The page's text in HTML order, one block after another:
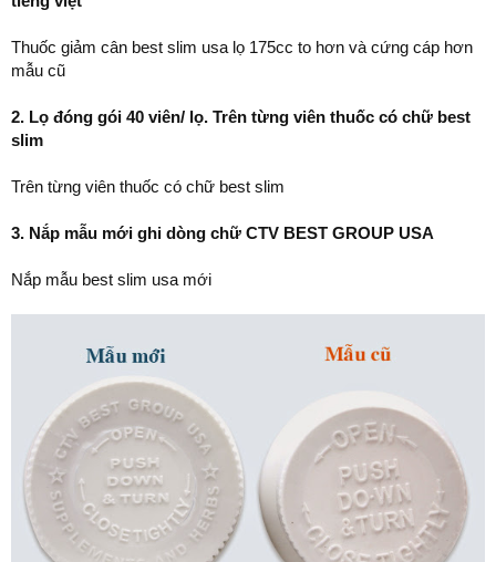
Thuốc giảm cân best slim usa lọ 175cc to hơn và cứng cáp hơn
mẫu cũ
2. Lọ đóng gói 40 viên/ lọ. Trên từng viên thuốc có chữ best
slim
Trên từng viên thuốc có chữ best slim
3. Nắp mẫu mới ghi dòng chữ CTV BEST GROUP USA
Nắp mẫu best slim usa mới